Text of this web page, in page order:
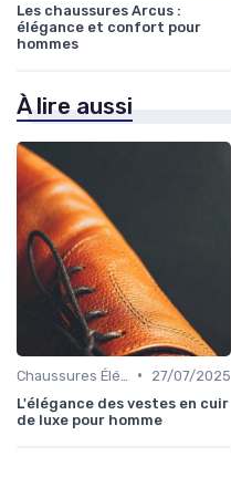
Les chaussures Arcus :
élégance et confort pour
hommes
À lire aussi
•
27/07/2025
L'élégance des vestes en cuir
de luxe pour homme